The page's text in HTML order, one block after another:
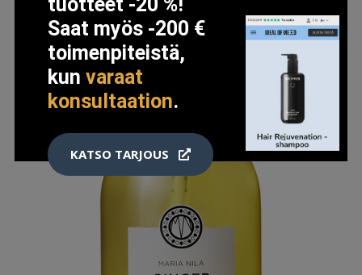
Saat myös -200 €
toimenpiteistä,
kunvaraat
konsultaation.
KATSO TARJOUS